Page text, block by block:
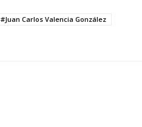
#Juan Carlos Valencia González